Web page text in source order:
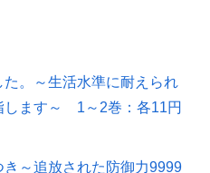
。～生活水準に耐えられ
します～ 1～2巻：各11円
～追放された防御力9999